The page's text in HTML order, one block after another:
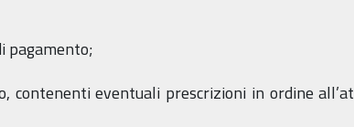
pagamento;
contenenti eventuali prescrizioni in ordine